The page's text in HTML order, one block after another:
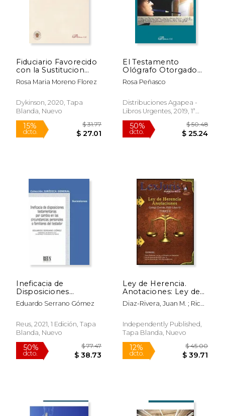
Fiduciario Favorecido
con la Sustitucion
Fideicomisaria Espe
Rosa Maria Moreno Florez
Dykinson, 2020, Tapa
Blanda, Nuevo
15%
dcto.
El Testamento
Ológrafo Otorgado
por Personas que
Escriben con la Boca
Rosa Peñasco
Distribuciones Agapea -
Libros Urgentes, 2019, 1ª
Edición, Tapa Blanda,
Nuevo
50%
dcto.
Ineficacia de
Disposiciones
Testamentarias por
Cambio en las
Personales o
Familiares del
Eduardo Serrano Gómez
Reus, 2021, 1 Edición, Tapa
Blanda, Nuevo
Ley de Herencia.
Anotaciones: Ley de
Herencia y
Anotaciones. Código
TOMO II
Diaz-Rivera, Juan M. ; Rico,
Independently Published,
Tapa Blanda, Nuevo